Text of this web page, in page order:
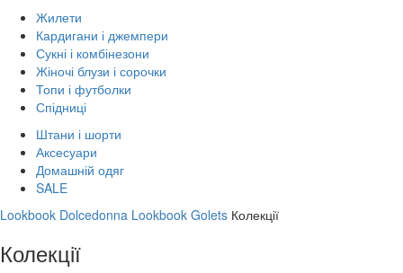
Жилети
Кардигани і джемпери
Сукні і комбінезони
Жіночі блузи і сорочки
Топи і футболки
Спідниці
Штани і шорти
Аксесуари
Домашній одяг
SALE
Lookbook Dolcedonna Lookbook Golets Колекції
Колекції